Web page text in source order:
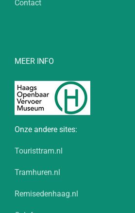
Contact
MEER INFO
Onze andere sites:
Touristtram.nl
Tramhuren.nl
Remisedenhaag.nl